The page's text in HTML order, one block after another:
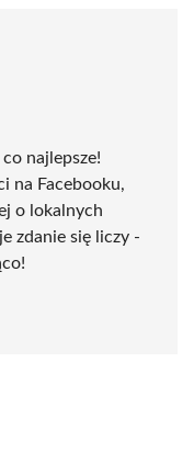
najlepsze!
na Facebooku,
o lokalnych
zdanie się liczy -